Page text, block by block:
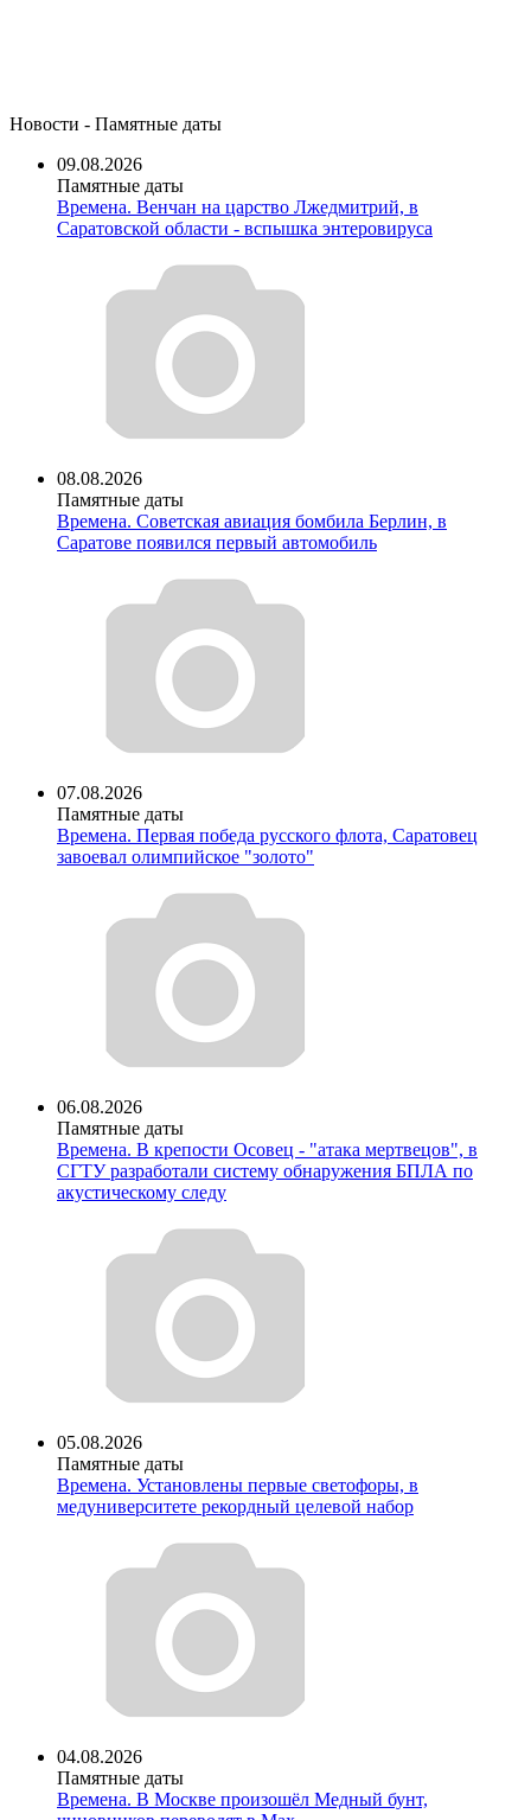
Новости - Памятные даты
09.08.2026
Памятные даты
Времена. Венчан на царство Лжедмитрий, в
Саратовской области - вспышка энтеровируса
08.08.2026
Памятные даты
Времена. Советская авиация бомбила Берлин, в
Саратове появился первый автомобиль
07.08.2026
Памятные даты
Времена. Первая победа русского флота, Саратовец
завоевал олимпийское "золото"
06.08.2026
Памятные даты
Времена. В крепости Осовец - "атака мертвецов", в
СГТУ разработали систему обнаружения БПЛА по
акустическому следу
05.08.2026
Памятные даты
Времена. Установлены первые светофоры, в
медуниверситете рекордный целевой набор
04.08.2026
Памятные даты
Времена. В Москве произошёл Медный бунт,